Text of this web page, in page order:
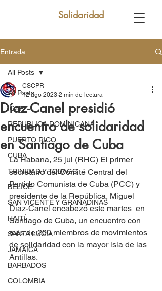
Solidaridad
Entrada
All Posts
ICAP
REPUBLICA DOMINICANA
PUERTO RICO
CUBA
TRINIDAD Y TOBAGO
BELICE
SAN VICENTE Y GRANADINAS
HAITÍ
SANTA LUCÍA
JAMAICA
BARBADOS
COLOMBIA
All Posts
Díaz-Canel presidió
encuentro de solidaridad
en Santiago de Cuba
CSCPR
12 ago 2023 2 min de lectura
La Habana, 25 jul (RHC) El primer
secretario del Comité Central del
Partido Comunista de Cuba (PCC) y
presidente de la República, Miguel
Díaz-Canel encabezó este martes  en
Santiago de Cuba, un encuentro con
más de 200 miembros de movimientos
de solidaridad con la mayor isla de las
Antillas.